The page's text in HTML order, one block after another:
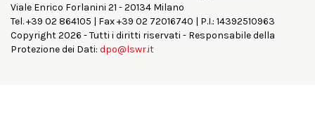
Viale Enrico Forlanini 21 - 20134 Milano
Tel. +39 02 864105 | Fax +39 02 72016740 | P.I.: 14392510963
Copyright 2026 - Tutti i diritti riservati - Responsabile della
Protezione dei Dati: dpo@lswr.it